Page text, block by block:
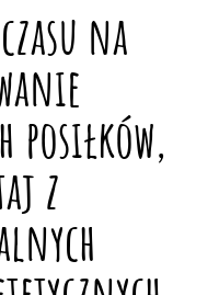
na
posiłków,
z